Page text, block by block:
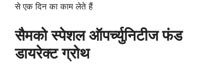
से एक दिन का काम लेते हैं
सैमको स्पेशल ऑपर्च्युनिटीज फंड
डायरेक्ट ग्रोथ